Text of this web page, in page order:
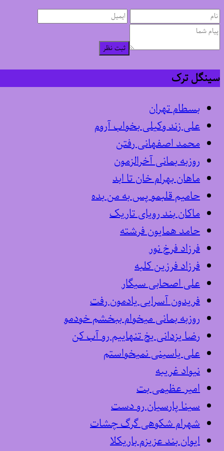
ثبت نظر
سینگل ترک
بسطام تهران
علی زند وکیلی بخواب آروم
محمد اصفهانی رفتن
روزبه بمانی آخرالزمون
ماهان بهرام خان تا ابد
حامیم قلبمو پس به من بده
ماکان بند رویای تاریک
حامد همایون فرشته
فرزاد فرخ نور
فرزاد فرزین کلبه
علی اصحابی سیگار
فریدون آسرایی یادمون رفت
روزبه بمانی میخوام ببخشم خودمو
رضا یزدانی یخ تنهاییم رو آب کن
علی یاسینی نمیخواستم
نیواد غریبه
امیر عظیمی بت
سینا پارسیان رو دست
شهرام شکوهی گرگ چشات
ایوان بند عزیزم باریکلا